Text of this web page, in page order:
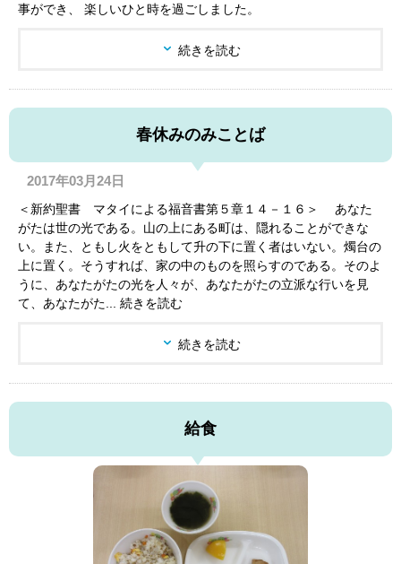
事ができ、 楽しいひと時を過ごしました。
続きを読む
春休みのみことば
2017年03月24日
＜新約聖書 マタイによる福音書第５章１４－１６＞ あなた
がたは世の光である。山の上にある町は、隠れることができな
い。また、ともし火をともして升の下に置く者はいない。燭台の
上に置く。そうすれば、家の中のものを照らすのである。そのよ
うに、あなたがたの光を人々が、あなたがたの立派な行いを見
て、あなたがた... 続きを読む
続きを読む
給食